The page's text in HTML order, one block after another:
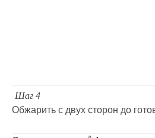
Шаг 4
Обжарить с двух сторон до